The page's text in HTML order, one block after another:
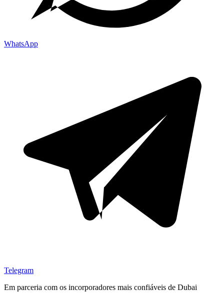
WhatsApp
Telegram
Em parceria com os incorporadores mais confiáveis de Dubai